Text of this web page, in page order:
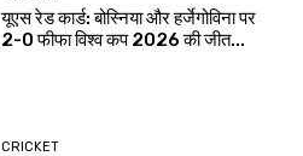
यूएस रेड कार्ड: बोस्निया और हर्जेगोविना पर
2-0 फीफा विश्व कप 2026 की जीत...
CRICKET